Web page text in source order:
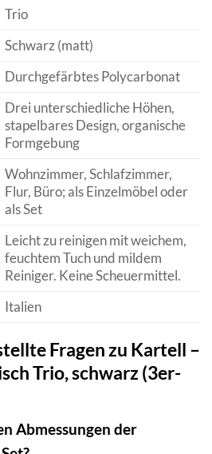
Trio
Schwarz (matt)
Durchgefärbtes Polycarbonat
Drei unterschiedliche Höhen,
stapelbares Design, organische
Formgebung
Wohnzimmer, Schlafzimmer,
Flur, Büro; als Einzelmöbel oder
als Set
Leicht zu reinigen mit weichem,
feuchtem Tuch und mildem
Reiniger. Keine Scheuermittel.
Italien
Fragen zu Kartell –
Trio, schwarz (3er-
Abmessungen der